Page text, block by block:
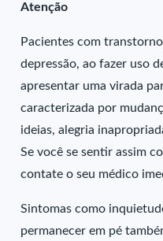
Atenção
Pacientes com
depressão, ao fazer uso
apresentar uma virada
caracterizada por
ideias, alegria
Se você se sentir assim
contate o seu médico
Sintomas como
permanecer em pé